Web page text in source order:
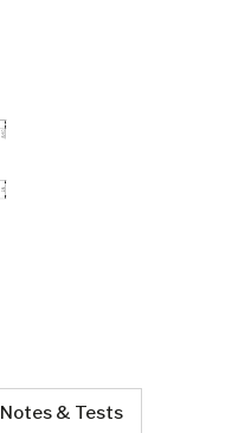
Notes & Tests